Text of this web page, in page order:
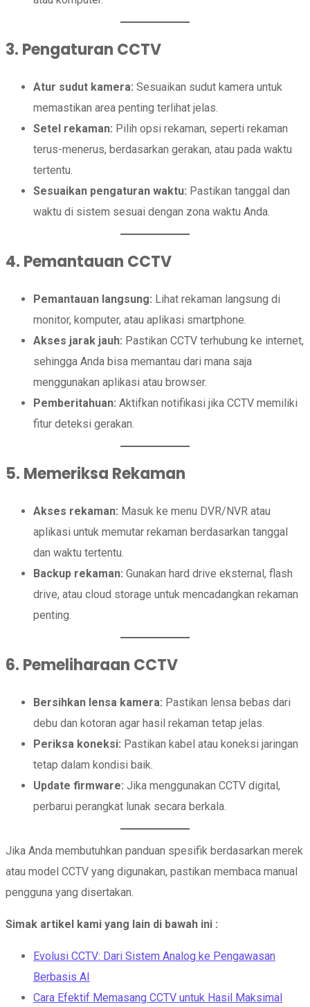
3. Pengaturan CCTV
Atur sudut kamera: Sesuaikan sudut kamera untuk
memastikan area penting terlihat jelas.
Setel rekaman: Pilih opsi rekaman, seperti rekaman
terus-menerus, berdasarkan gerakan, atau pada waktu
tertentu.
Sesuaikan pengaturan waktu: Pastikan tanggal dan
waktu di sistem sesuai dengan zona waktu Anda.
4. Pemantauan CCTV
Pemantauan langsung: Lihat rekaman langsung di
monitor, komputer, atau aplikasi smartphone.
Akses jarak jauh: Pastikan CCTV terhubung ke internet,
sehingga Anda bisa memantau dari mana saja
menggunakan aplikasi atau browser.
Pemberitahuan: Aktifkan notifikasi jika CCTV memiliki
fitur deteksi gerakan.
5. Memeriksa Rekaman
Akses rekaman: Masuk ke menu DVR/NVR atau
aplikasi untuk memutar rekaman berdasarkan tanggal
dan waktu tertentu.
Backup rekaman: Gunakan hard drive eksternal, flash
drive, atau cloud storage untuk mencadangkan rekaman
penting.
6. Pemeliharaan CCTV
Bersihkan lensa kamera: Pastikan lensa bebas dari
debu dan kotoran agar hasil rekaman tetap jelas.
Periksa koneksi: Pastikan kabel atau koneksi jaringan
tetap dalam kondisi baik.
Update firmware: Jika menggunakan CCTV digital,
perbarui perangkat lunak secara berkala.
Jika Anda membutuhkan panduan spesifik berdasarkan merek
atau model CCTV yang digunakan, pastikan membaca manual
pengguna yang disertakan.
Simak artikel kami yang lain di bawah ini :
Evolusi CCTV: Dari Sistem Analog ke Pengawasan
Berbasis AI
Cara Efektif Memasang CCTV untuk Hasil Maksimal